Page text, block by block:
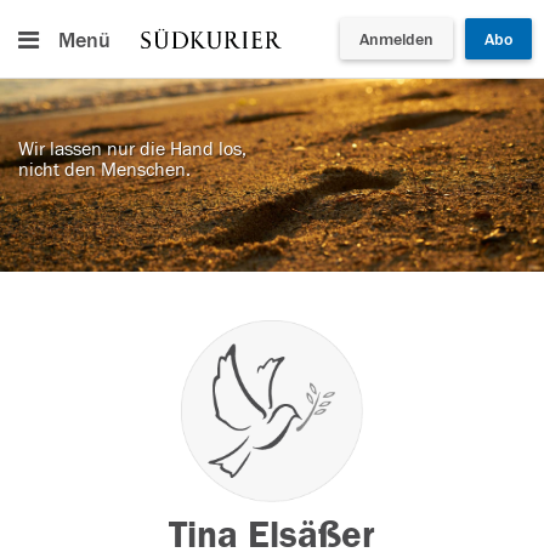
Menü Anmelden Abo
Wir lassen nur die Hand los,
nicht den Menschen.
Tina Elsäßer